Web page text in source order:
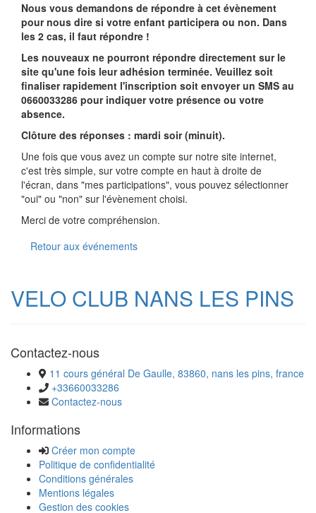
Nous vous demandons de répondre à cet évènement
pour nous dire si votre enfant participera ou non. Dans
les 2 cas, il faut répondre !
Les nouveaux ne pourront répondre directement sur le
site qu'une fois leur adhésion terminée. Veuillez soit
finaliser rapidement l'inscription soit envoyer un SMS au
0660033286 pour indiquer votre présence ou votre
absence.
Clôture des réponses : mardi soir (minuit).
Une fois que vous avez un compte sur notre site internet,
c'est très simple, sur votre compte en haut à droite de
l'écran, dans "mes participations", vous pouvez sélectionner
"oui" ou "non" sur l'évènement choisi.
Merci de votre compréhension.
Retour aux événements
VELO CLUB NANS LES PINS
Contactez-nous
11 cours général De Gaulle, 83860, nans les pins, france
+33660033286
Contactez-nous
Informations
Créer mon compte
Politique de confidentialité
Conditions générales
Mentions légales
Gestion des cookies